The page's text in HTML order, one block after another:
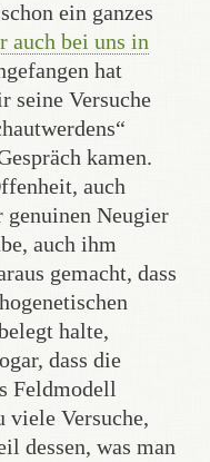
ein ganzes
auch bei uns in
hat
seine Versuche
kamen.
auch
Neugier
auch ihm
gemacht, dass
halte,
dass die
Feldmodell
viele Versuche,
dessen, was man